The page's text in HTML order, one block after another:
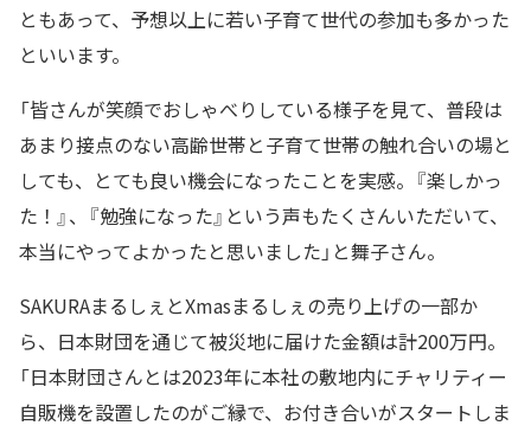
ともあって、予想以上に若い子育て世代の参加も多かった
といいます。
「皆さんが笑顔でおしゃべりしている様子を見て、普段は
あまり接点のない高齢世帯と子育て世帯の触れ合いの場と
しても、とても良い機会になったことを実感。『楽しかっ
た！』、『勉強になった』という声もたくさんいただいて、
本当にやってよかったと思いました」と舞子さん。
SAKURAまるしぇとXmasまるしぇの売り上げの一部か
ら、日本財団を通じて被災地に届けた金額は計200万円。
「日本財団さんとは2023年に本社の敷地内にチャリティー
自販機を設置したのがご縁で、お付き合いがスタートしま